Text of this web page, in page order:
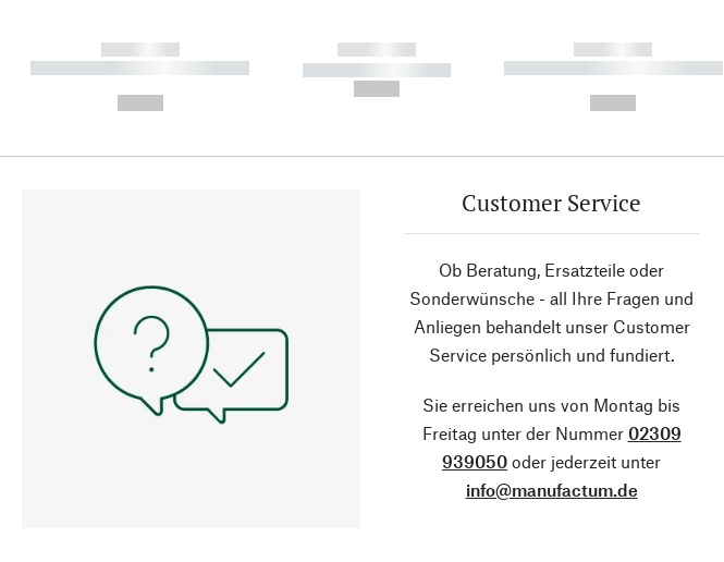
------------
----------- ----------- ----------
------------
----------- -----------
------------
----------- ----------- ----------
Customer Service
Ob Beratung, Ersatzteile oder
Sonderwünsche - all Ihre Fragen und
Anliegen behandelt unser Customer
Service persönlich und fundiert.
Sie erreichen uns von Montag bis
Freitag unter der Nummer 02309
939050 oder jederzeit unter
info@manufactum.de